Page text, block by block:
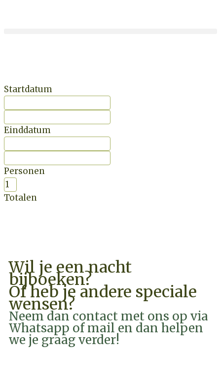
Startdatum
Einddatum
Personen
Totalen
Wil je een nacht
bijboeken?
Of heb je andere speciale
wensen?
Neem dan contact met ons op via
Whatsapp of mail en dan helpen
we je graag verder!